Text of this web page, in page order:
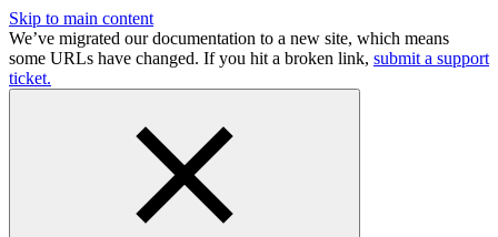
Skip to main content
We’ve migrated our documentation to a new site, which means
some URLs have changed. If you hit a broken link, submit a support
ticket.